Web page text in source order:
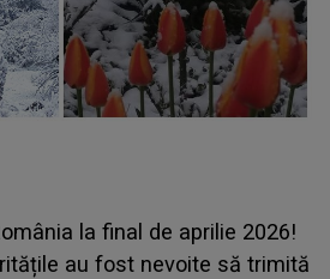
la final de aprilie 2026!
au fost nevoite să trimită